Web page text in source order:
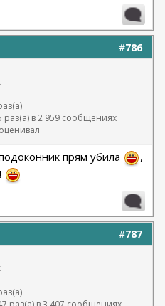
#786
раз(а) в 2 959 сообщениях
прям убила
,
#787